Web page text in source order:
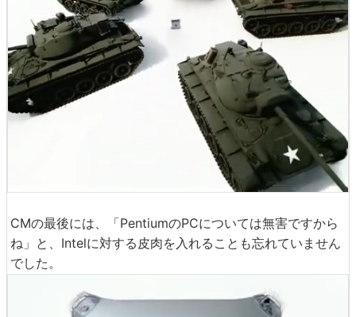
CMの最後には、「PentiumのPCについては無害ですから
ね」と、Intelに対する皮肉を入れることも忘れていません
でした。